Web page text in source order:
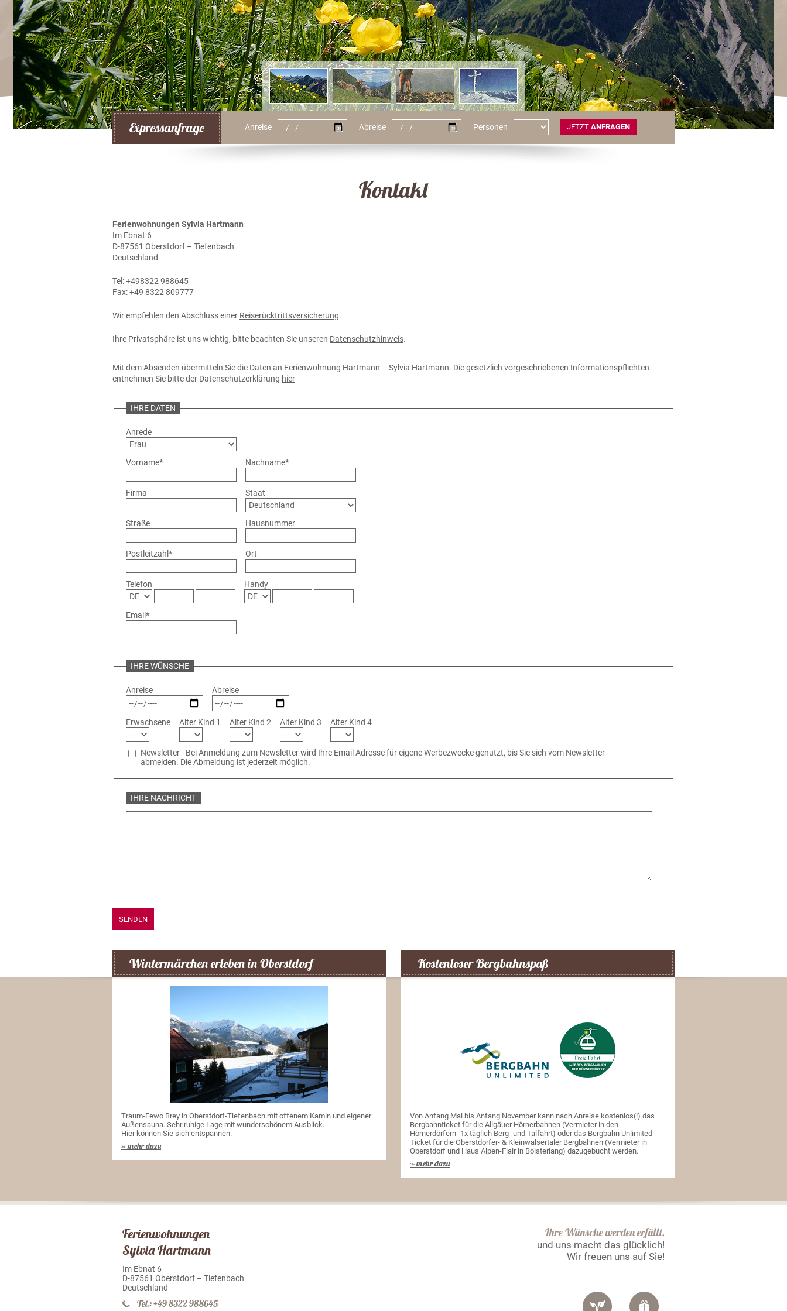
Expressanfrage Anreise Abreise Personen JETZT ANFRAGEN
Kontakt
Ferienwohnungen Sylvia Hartmann
Im Ebnat 6
D-87561 Oberstdorf – Tiefenbach
Deutschland
Tel: +498322 988645
Fax: +49 8322 809777
Wir empfehlen den Abschluss einer Reiserücktrittsversicherung.
Ihre Privatsphäre ist uns wichtig, bitte beachten Sie unseren Datenschutzhinweis.
Mit dem Absenden übermitteln Sie die Daten an Ferienwohnung Hartmann – Sylvia Hartmann. Die gesetzlich vorgeschriebenen Informationspflichten
entnehmen Sie bitte der Datenschutzerklärung hier
IHRE DATEN
Anrede
Vorname* Nachname*
Firma Staat
Straße Hausnummer
Postleitzahl * Ort
Telefon Handy
Email*
IHRE WÜNSCHE
Anreise Abreise
Erwachsene Alter Kind 1 Alter Kind 2 Alter Kind 3 Alter Kind 4
Newsletter - Bei Anmeldung zum Newsletter wird Ihre Email Adresse für eigene Werbezwecke genutzt, bis Sie sich vom Newsletter
abmelden. Die Abmeldung ist jederzeit möglich.
IHRE NACHRICHT
SENDEN
Wintermärchen erleben in Oberstdorf
Traum-Fewo Brey in Oberstdorf-Tiefenbach mit offenem Kamin und eigener
Außensauna. Sehr ruhige Lage mit wunderschönem Ausblick.
Hier können Sie sich entspannen.
» mehr dazu
Kostenloser Bergbahnspaß
Von Anfang Mai bis Anfang November kann nach Anreise kostenlos(!) das
Bergbahnticket für die Allgäuer Hörnerbahnen (Vermieter in den
Hörnerdörfern- 1x täglich Berg- und Talfahrt) oder das Bergbahn Unlimited
Ticket für die Oberstdorfer- & Kleinwalsertaler Bergbahnen (Vermieter in
Oberstdorf und Haus Alpen-Flair in Bolsterlang) dazugebucht werden.
» mehr dazu
Ferienwohnungen
Sylvia Hartmann
Im Ebnat 6
D-87561 Oberstdorf – Tiefenbach
Deutschland
Tel.: +49 8322 988645
Ihre Wünsche werden erfüllt,
und uns macht das glücklich!
Wir freuen uns auf Sie!